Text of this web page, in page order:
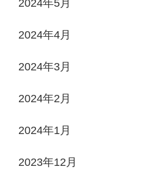
2024年5月
2024年4月
2024年3月
2024年2月
2024年1月
2023年12月